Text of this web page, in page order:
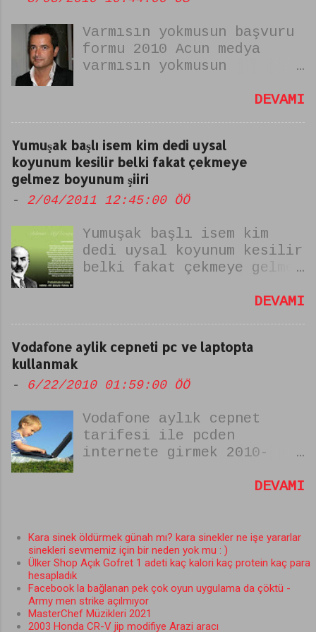
Varmısın yokmusun başvuru
formu 2010 Acun medya
varmısın yokmusun
beşlarken başvurularda
musun başvuru formunu
doldururken kabul edilmek
için dikkat edilmesi
gerekenler şunlar. VAR
FORMUNU DOLDURURKEN DİKKAT
EDİLMESİ GEREKENLER
1.Fotoğrafsız bir başvuru
kaliteli ve Farklı bir
Fotoğraf koyun. 2.Farklı
olmaya enteresan cevaplar
vermeye çalışın. Şunuda
heveslenmiş. Var mısın yok
böcek dolu bir adaya
götürüp aç açıkta
bırakabilir. Eğer Lost
birine benziyorsanız bunu
bu kadar zaten bu konu
sizi Acun medyanın (Acun
ılıcalı) sunduğu Var mısın
Yok musun isimli Yarışmaya
katmak veya katılmanızı
sağlamak değil Var mısın
DEVAMI
Yumuşak başlı isem kim dedi uysal
koyunum kesilir belki fakat çekmeye
gelmez boyunum şiiri
- 2/04/2011 12:45:00 ÖÖ
Yumuşak başlı isem kim
dedi uysal koyunum kesilir
belki fakat çekmeye gelmez
istiklal marşı yazarımız
şiirin ismi "zulmu
başlıysam uysal koyun
bilinir.
DEVAMI
Vodafone aylik cepneti pc ve laptopta
kullanmak
- 6/22/2010 01:59:00 ÖÖ
Vodafone aylık cepnet
tarifesi ile pcden
internete girmek 2010-
kaydı yok sadece eskiler
devam ediyor güncelleme
eylül 2013);ile
bilgisayarınızdan
laptopunuzdan notebook
ununzdan her türlü
DEVAMI
Kara sinek öldürmek günah mı? kara sinekler ne işe yararlar
sinekleri sevmemiz için bir neden yok mu : )
Ülker Shop Açık Gofret 1 adeti kaç kalori kaç protein kaç para
hesapladık
Facebook la bağlanan pek çok oyun uygulama da çöktü -
Army men strike açılmıyor
MasterChef Müzikleri 2021
2003 Honda CR-V jip modifiye Arazi aracı